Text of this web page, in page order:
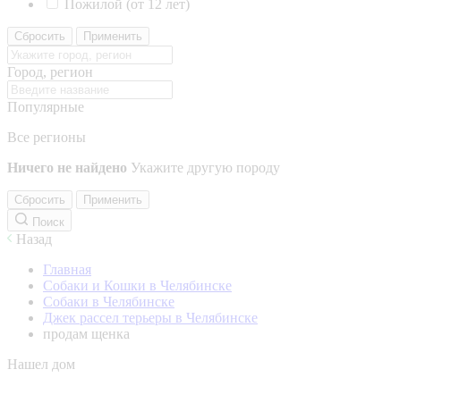
Пожилой (от 12 лет)
Сбросить Применить
Город, регион
Популярные
Все регионы
Ничего не найдено Укажите другую породу
Сбросить
Применить
Поиск
Назад
Главная
Собаки и Кошки в Челябинске
Собаки в Челябинске
Джек рассел терьеры в Челябинске
продам щенка
Нашел дом